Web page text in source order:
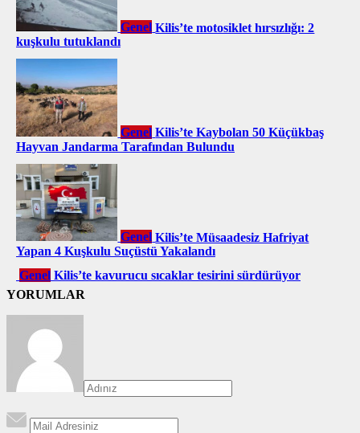
Genel Kilis’te motosiklet hırsızlığı: 2
kuşkulu tutuklandı
Genel Kilis’te Kaybolan 50 Küçükbaş
Hayvan Jandarma Tarafından Bulundu
Genel Kilis’te Müsaadesiz Hafriyat
Yapan 4 Kuşkulu Suçüstü Yakalandı
Genel Kilis’te kavurucu sıcaklar tesirini sürdürüyor
YORUMLAR